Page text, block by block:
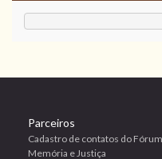
Parceiros
Cadastro de contatos do
Memória e Justiça